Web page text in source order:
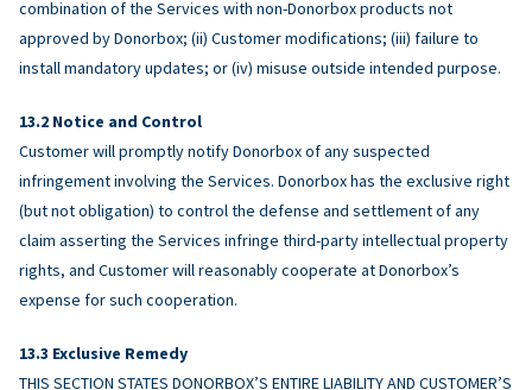
combination of the Services with non-Donorbox products not
approved by Donorbox; (ii) Customer modifications; (iii) failure to
install mandatory updates; or (iv) misuse outside intended purpose.
Notice and Control
Customer will promptly notify Donorbox of any suspected
infringement involving the Services. Donorbox has the exclusive right
(but not obligation) to control the defense and settlement of any
claim asserting the Services infringe third-party intellectual property
rights, and Customer will reasonably cooperate at Donorbox’s
expense for such cooperation.
Exclusive Remedy
THIS SECTION STATES DONORBOX’S ENTIRE LIABILITY AND CUSTOMER’S